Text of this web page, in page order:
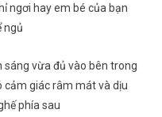
ngơi hay em bé của bạn
ngủ
sáng vừa đủ vào bên trong
cảm giác râm mát và dịu
phía sau